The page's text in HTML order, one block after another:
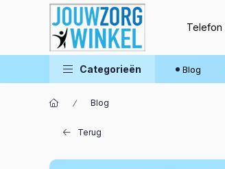
Telefon
Categorieën Blog
Blog
Terug